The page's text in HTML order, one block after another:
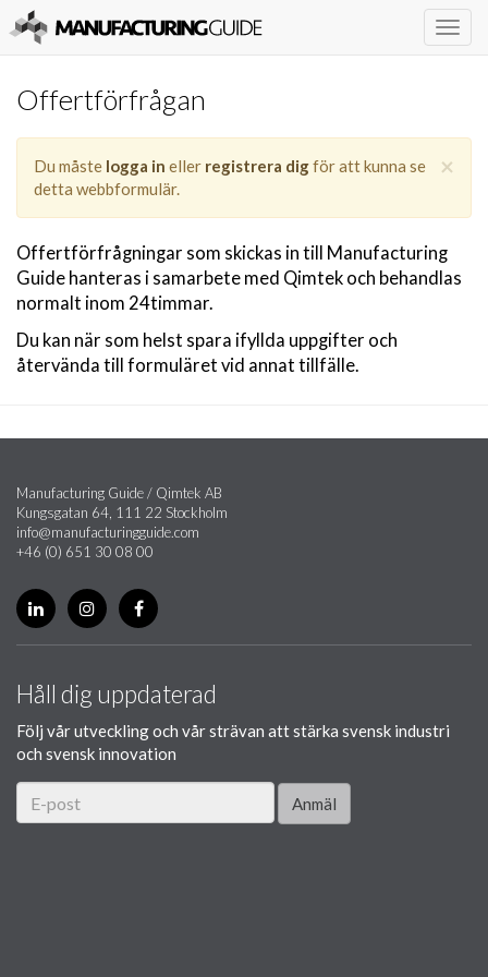
Offertförfrågan
×
Du måste logga in eller registrera digför att kunna se
detta webbformulär.
Offertförfrågningar som skickas in till Manufacturing
Guide hanteras i samarbete med Qimtek och behandlas
normalt inom 24timmar.
Du kan när som helst spara ifyllda uppgifter och
återvända till formuläret vid annat tillfälle.
Manufacturing Guide / Qimtek AB
Kungsgatan 64, 111 22 Stockholm
info@manufacturingguide.com
+46 (0) 651 30 08 00
Håll dig uppdaterad
Följ vår utveckling och vår strävan att stärka svensk industri
och svensk innovation
Anmäl